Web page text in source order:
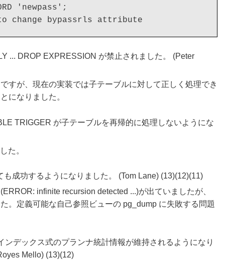
'newpass';
... DROP EXPRESSION が禁止されました。 (Peter
すが、現在の実装では子テーブルに対して正しく処理でき
になりました。
TRIGGER が子テーブルを再帰的に処理しないようにな
た。
成功するようになりました。 (Tom Lane) (13)(12)(11)
infinite recursion detected ...)が出ていましたが、
。定義可能な自己参照ビューの pg_dump に失敗する問題
デックス式のプランナ統計情報が維持されるようになり
Mello) (13)(12)